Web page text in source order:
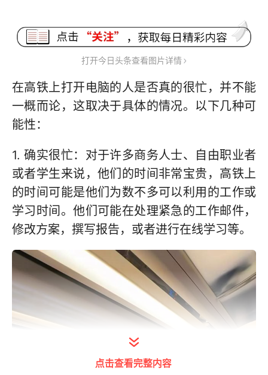
打开今日头条查看图片详情
在高铁上打开电脑的人是否真的很忙，并不能
一概而论，这取决于具体的情况。以下几种可
能性：
1. 确实很忙：对于许多商务人士、自由职业者
或者学生来说，他们的时间非常宝贵，高铁上
的时间可能是他们为数不多可以利用的工作或
学习时间。他们可能在处理紧急的工作邮件，
修改方案，撰写报告，或者进行在线学习等。
点击查看完整内容